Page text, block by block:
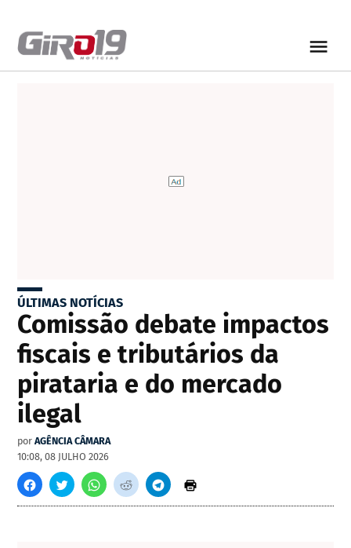
ÚLTIMAS NOTÍCIAS
Comissão debate impactos
fiscais e tributários da
pirataria e do mercado
ilegal
por AGÊNCIA CÂMARA
10:08, 08 JULHO 2026